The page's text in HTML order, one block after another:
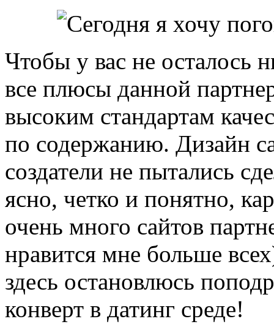
Чтобы у вас не осталось
все плюсы данной
высоким стандартам
по содержанию. Дизайн
создатели не пытались
ясно, четко и понятно,
очень много сайтов
нравится мне больше
здесь остановлюсь
конверт в датинг среде!